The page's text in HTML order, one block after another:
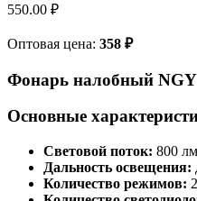
550.00 ₽
Оптовая цена: 358 ₽
Фонарь налобный NGY
Основные
Световой поток: 800 лм
Дальность освещения:
Количество режимов: 2